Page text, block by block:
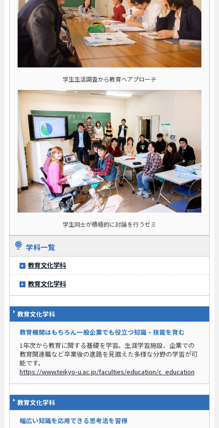
学生生活調査から教育へアプローチ
学生同士が積極的に討論を行うゼミ
学科一覧
教育文化学科
教育文化学科
教育文化学科
教育機関はもちろん一般企業でも役立つ知識・技能を育む
1年次から教育に関する基礎を学習。生涯学習施設、企業での
教育関連職など卒業後の進路を見据えた多様な分野の学習が可
能です。
https://www.teikyo-u.ac.jp/faculties/education/c_education
教育文化学科
幅広い知識を応用できる思考法を習得